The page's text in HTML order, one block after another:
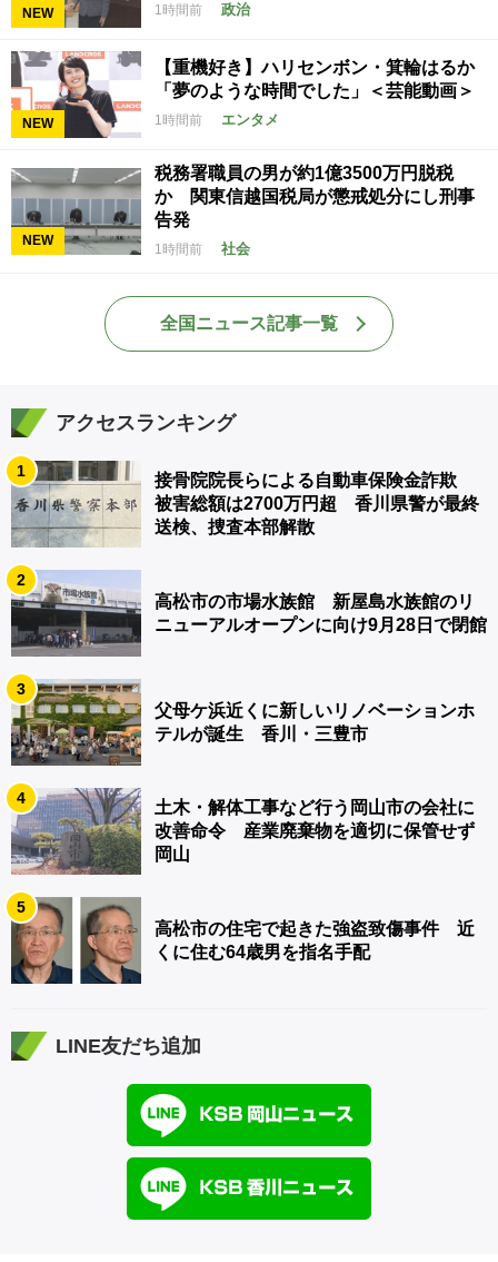
NEW 1時間前 政治
NEW
【重機好き】ハリセンボン・箕輪はるか
「夢のような時間でした」＜芸能動画＞
1時間前 エンタメ
NEW
税務署職員の男が約1億3500万円脱税
か 関東信越国税局が懲戒処分にし刑事
告発
1時間前 社会
全国ニュース記事一覧
アクセスランキング
1
接骨院院長らによる自動車保険金詐欺
被害総額は2700万円超 香川県警が最終
送検、捜査本部解散
2
高松市の市場水族館 新屋島水族館のリ
ニューアルオープンに向け9月28日で閉館
3
父母ケ浜近くに新しいリノベーションホ
テルが誕生 香川・三豊市
4
土木・解体工事など行う岡山市の会社に
改善命令 産業廃棄物を適切に保管せず
岡山
5
高松市の住宅で起きた強盗致傷事件 近
くに住む64歳男を指名手配
LINE友だち追加